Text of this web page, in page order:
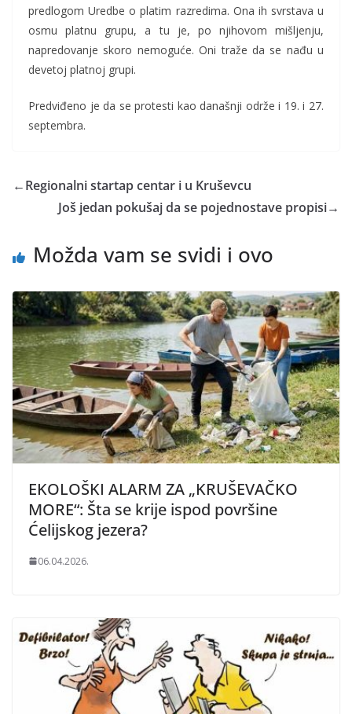
predlogom Uredbe o platim razredima. Ona ih svrstava u
osmu platnu grupu, a tu je, po njihovom mišljenju,
napredovanje skoro nemoguće. Oni traže da se nađu u
devetoj platnoj grupi.
Predviđeno je da se protesti kao današnji održe i 19. i 27.
septembra.
←Regionalni startap centar i u Kruševcu
Još jedan pokušaj da se pojednostave propisi→
Možda vam se svidi i ovo
EKOLOŠKI ALARM ZA „KRUŠEVAČKO
MORE“: Šta se krije ispod površine
Ćelijskog jezera?
06.04.2026.